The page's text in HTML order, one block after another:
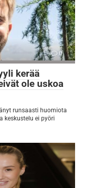
0
kerää
ole uskoa
runsaasti huomiota
keskustelu ei pyöri